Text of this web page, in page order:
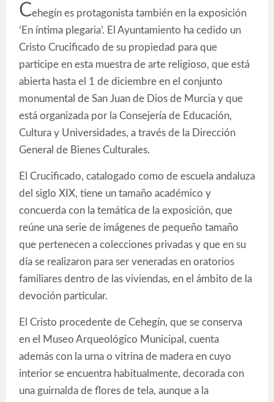
Cehegín es protagonista también en la exposición
‘En íntima plegaria’. El Ayuntamiento ha cedido un
Cristo Crucificado de su propiedad para que
participe en esta muestra de arte religioso, que está
abierta hasta el 1 de diciembre en el conjunto
monumental de San Juan de Dios de Murcia y que
está organizada por la Consejería de Educación,
Cultura y Universidades, a través de la Dirección
General de Bienes Culturales.
El Crucificado, catalogado como de escuela andaluza
del siglo XIX, tiene un tamaño académico y
concuerda con la temática de la exposición, que
reúne una serie de imágenes de pequeño tamaño
que pertenecen a colecciones privadas y que en su
día se realizaron para ser veneradas en oratorios
familiares dentro de las viviendas, en el ámbito de la
devoción particular.
El Cristo procedente de Cehegín, que se conserva
en el Museo Arqueológico Municipal, cuenta
además con la urna o vitrina de madera en cuyo
interior se encuentra habitualmente, decorada con
una guirnalda de flores de tela, aunque a la